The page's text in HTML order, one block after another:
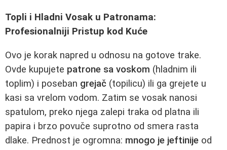
Topli i Hladni Vosak u Patronama:
Profesionalniji Pristup kod Kuće
Ovo je korak napred u odnosu na gotove trake.
Ovde kupujete patrone sa voskom (hladnim ili
toplim) i poseban grejač (topilicu) ili ga grejete u
kasi sa vrelom vodom. Zatim se vosak nanosi
spatulom, preko njega zalepi traka od platna ili
papira i brzo povuče suprotno od smera rasta
dlake. Prednost je ogromna: mnogo je jeftinije od